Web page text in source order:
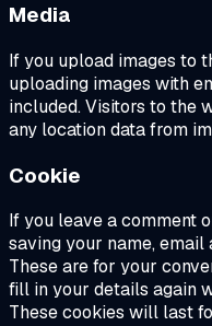
Media
If you upload images to
uploading images with
included. Visitors to the
any location data from
Cookie
If you leave a comment
saving your name, email
These are for your
fill in your details again
These cookies will last